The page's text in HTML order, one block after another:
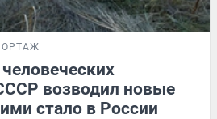
возводил новые
стало в России